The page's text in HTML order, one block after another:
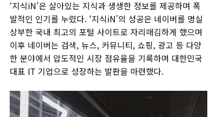
‘지식iN’은 살아있는 지식과 생생한 정보를 제공하며 폭
발적인 인기를 누렸다. ‘지식iN’의 성공은 네이버를 명실
상부한 국내 최고의 포털 사이트로 자리매김하게 했으며
이후 네이버는 검색, 뉴스, 커뮤니티, 쇼핑, 광고 등 다양
한 분야에서 압도적인 시장 점유율을 기록하며 대한민국
대표 IT 기업으로 성장하는 발판을 마련했다.